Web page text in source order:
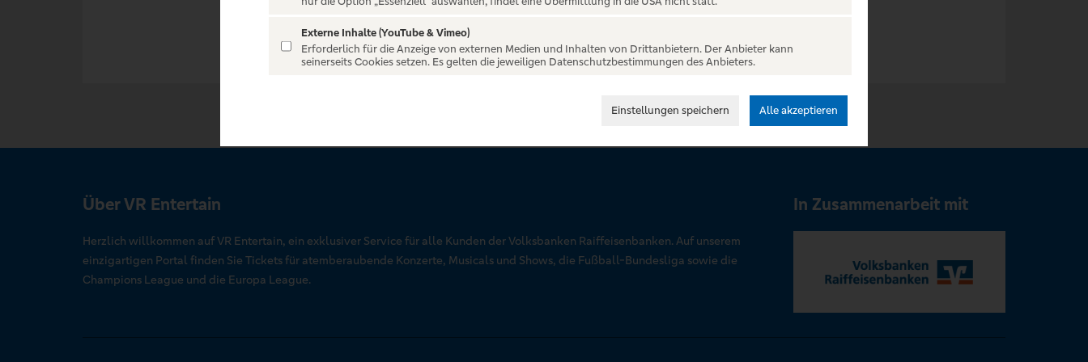
Über VR Entertain
Herzlich willkommen auf VR Entertain, ein exklusiver Service für alle Kunden der Volksbanken Raiffeisenbanken. Auf unserem
einzigartigen Portal finden Sie Tickets für atemberaubende Konzerte, Musicals und Shows, die Fußball-Bundesliga sowie die
Champions League und die Europa League.
In Zusammenarbeit mit
Externe Inhalte (YouTube & Vimeo)
Erforderlich für die Anzeige von externen Medien und Inhalten von Drittanbietern. Der Anbieter kann
seinerseits Cookies setzen. Es gelten die jeweiligen Datenschutzbestimmungen des Anbieters.
Einstellungen speichern Alle akzeptieren